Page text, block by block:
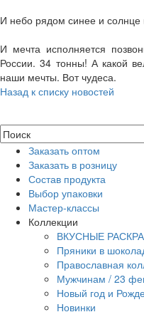
И небо рядом синее и солнце
И мечта исполняется
России. 34 тонны! А какой
наши мечты. Вот чудеса.
Назад к списку новостей
Заказать оптом
Заказать в розницу
Состав продукта
Выбор упаковки
Мастер-классы
Коллекции
ВКУСНЫЕ
Пряники в
Православная
Мужчинам / 23
Новый год и
Новинки